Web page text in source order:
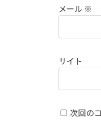
メール ※
サイト
次回の